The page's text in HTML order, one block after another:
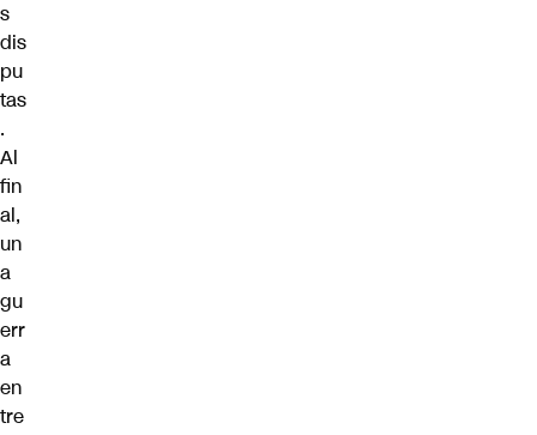
s
dis
pu
tas
.
Al
fin
al,
un
a
gu
err
a
en
tre